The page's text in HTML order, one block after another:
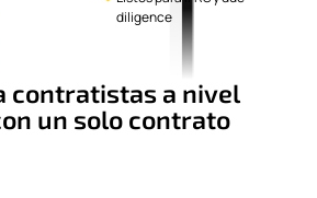
diligence
contratistas a nivel
un solo contrato